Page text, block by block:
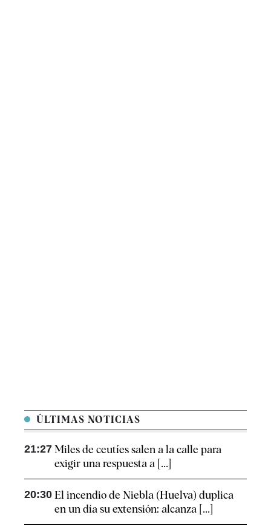
ÚLTIMAS NOTICIAS
21:27 Miles de ceutíes salen a la calle para
exigir una respuesta a [...]
20:30 El incendio de Niebla (Huelva) duplica
en un día su extensión: alcanza [...]